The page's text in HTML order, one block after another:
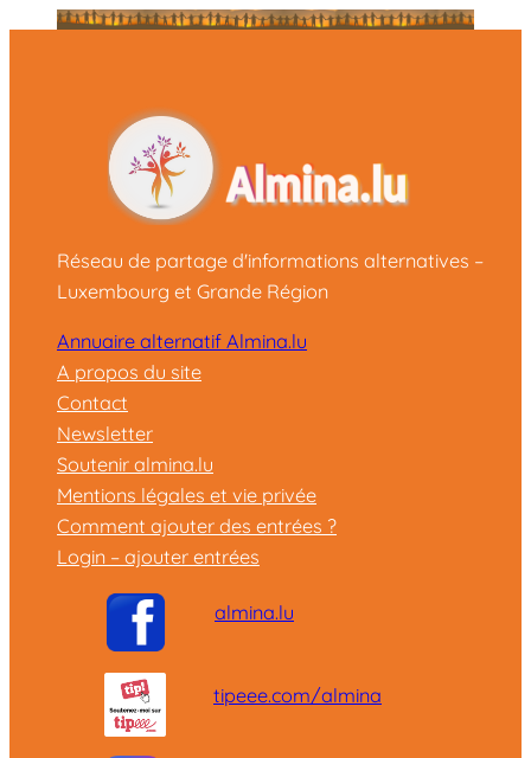
Réseau de partage d'informations alternatives –
Luxembourg et Grande Région
Annuaire alternatif Almina.lu
A propos du site
Contact
Newsletter
Soutenir almina.lu
Mentions légales et vie privée
Comment ajouter des entrées ?
Login – ajouter entrées
almina.lu
tipeee.com/almina